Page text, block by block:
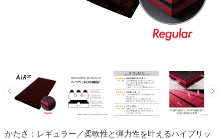
かたさ：レギュラー／柔軟性と弾力性を叶えるハイブリッ